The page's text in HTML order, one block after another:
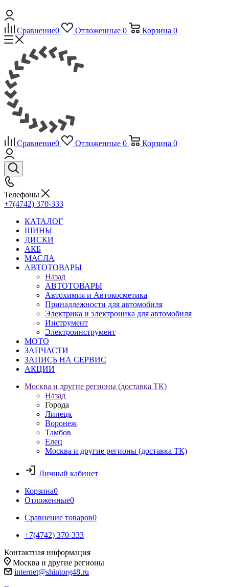
Сравнение0 Отложенные 0 Корзина 0
Сравнение0 Отложенные 0 Корзина 0
Телефоны
+7(4742) 370-333
КАТАЛОГ
ШИНЫ
ДИСКИ
АКБ
МАСЛА
АВТОТОВАРЫ
Назад
АВТОТОВАРЫ
Автохимия и Автокосметика
Принадлежности для автомобиля
Электрика и электроника для автомобиля
Инструмент
Электроинструмент
МОТО
ЗАПЧАСТИ
ЗАПИСЬ НА СЕРВИС
АКЦИИ
Москва и другие регионы (доставка ТК)
Назад
Города
Липецк
Воронеж
Тамбов
Елец
Москва и другие регионы (доставка ТК)
Личный кабинет
Корзина0
Отложенные0
Сравнение товаров0
+7(4742) 370-333
Контактная информация
Москва и другие регионы
internet@shintorg48.ru